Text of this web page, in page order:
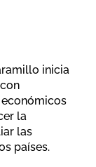
inicia
la
las
países.